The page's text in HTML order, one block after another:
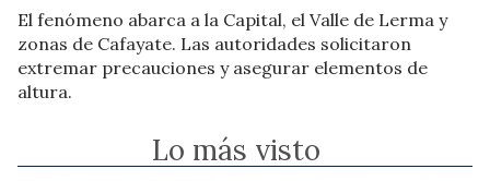
El fenómeno abarca a la Capital, el Valle de Lerma y
zonas de Cafayate. Las autoridades solicitaron
extremar precauciones y asegurar elementos de
altura.
Lo más visto